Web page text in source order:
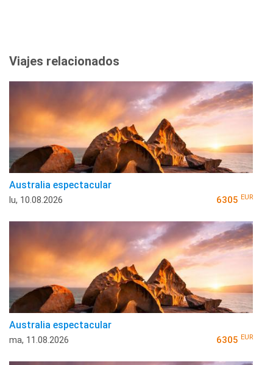
Viajes relacionados
Australia espectacular
lu, 10.08.2026 6305 EUR
Australia espectacular
ma, 11.08.2026 6305 EUR